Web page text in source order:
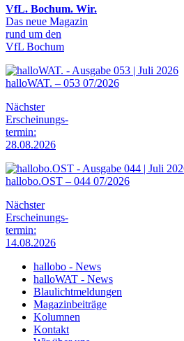
VfL. Bochum. Wir.
Das neue Magazin
rund um den
VfL Bochum
halloWAT. – 053 07/2026
Nächster
Erscheinungs-
termin:
28.08.2026
hallobo.OST – 044 07/2026
Nächster
Erscheinungs-
termin:
14.08.2026
hallobo - News
halloWAT - News
Blaulichtmeldungen
Magazinbeiträge
Kolumnen
Kontakt